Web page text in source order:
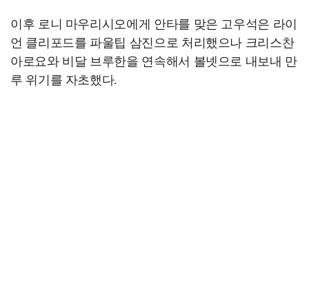
이후 로니 마우리시오에게 안타를 맞은 고우석은 라이
언 클리포드를 파울팁 삼진으로 처리했으나 크리스찬
아로요와 비달 브루한을 연속해서 볼넷으로 내보내 만
루 위기를 자초했다.